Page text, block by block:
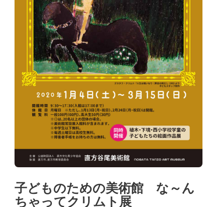
子どものための美術館 な～ん
ちゃってクリムト展